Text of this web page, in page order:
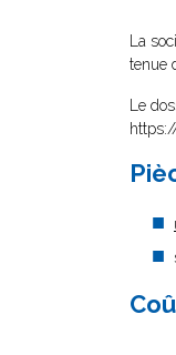
La
tenue
Le